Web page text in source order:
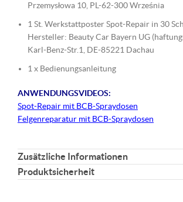
Przemysłowa 10, PL-62-300 Września
1 St. Werkstattposter Spot-Repair in 30
Hersteller: Beauty Car Bayern UG
Karl-Benz-Str.1, DE-85221 Dachau
1 x Bedienungsanleitung
ANWENDUNGSVIDEOS:
Spot-Repair mit BCB-Spraydosen
Felgenreparatur mit BCB-Spraydosen
Zusätzliche Informationen
Produktsicherheit